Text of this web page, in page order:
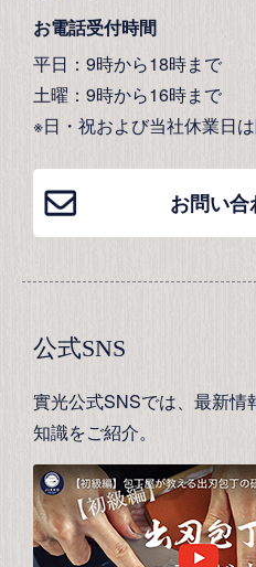
お電話受付時間
平日：9時から18時まで
土曜：9時から16時まで
※日・祝および当社休業日は
お問い
公式SNS
實光公式SNSでは、最新情
知識をご紹介。